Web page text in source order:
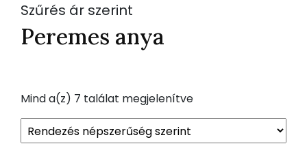
Szűrés ár szerint
Peremes anya
Mind a(z) 7 találat megjelenítveSorted
by